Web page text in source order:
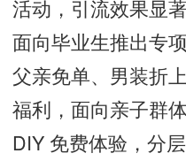
活动，引流效果显
面向毕业生推出专
父亲免单、男装折
福利，面向亲子群
DIY 免费体验，分